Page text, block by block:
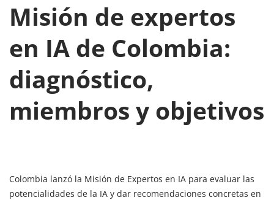
Misión de expertos
en IA de Colombia:
diagnóstico,
miembros y objetivos
Colombia lanzó la Misión de Expertos en IA para evaluar las
potencialidades de la IA y dar recomendaciones concretas en